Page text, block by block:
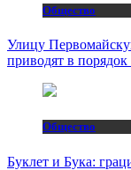
Общество
Улицу
приводят в
Общество
Буклет и Бука: